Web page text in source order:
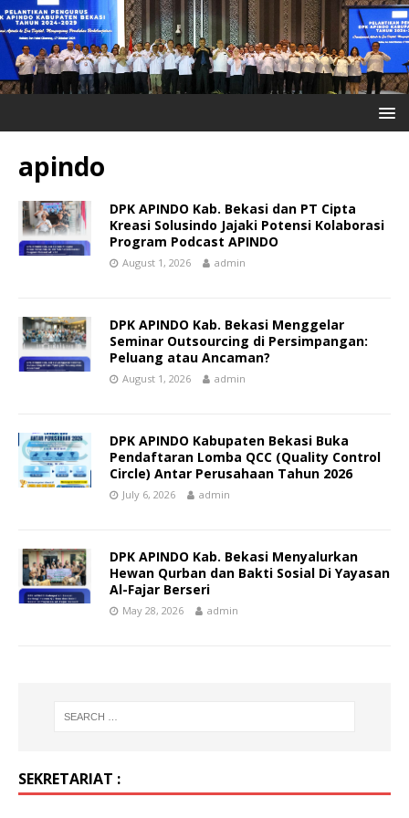
apindo
DPK APINDO Kab. Bekasi dan PT Cipta
Kreasi Solusindo Jajaki Potensi Kolaborasi
Program Podcast APINDO
August 1, 2026 admin
DPK APINDO Kab. Bekasi Menggelar
Seminar Outsourcing di Persimpangan:
Peluang atau Ancaman?
August 1, 2026 admin
DPK APINDO Kabupaten Bekasi Buka
Pendaftaran Lomba QCC (Quality Control
Circle) Antar Perusahaan Tahun 2026
July 6, 2026 admin
DPK APINDO Kab. Bekasi Menyalurkan
Hewan Qurban dan Bakti Sosial Di Yayasan
Al-Fajar Berseri
May 28, 2026 admin
SEKRETARIAT :